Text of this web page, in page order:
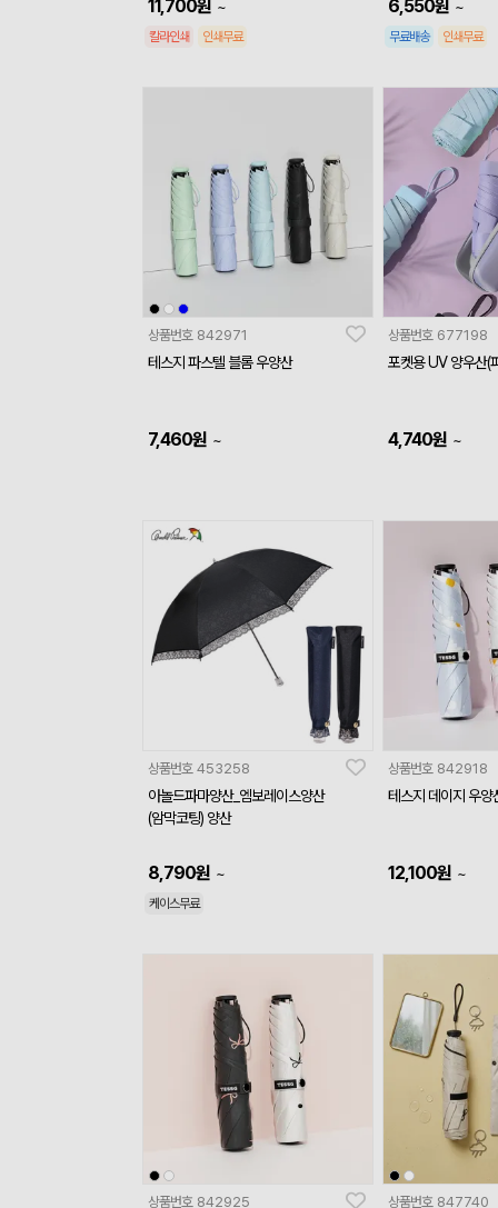
11,700원 ~
칼라인쇄 인쇄무료
6,550원 ~
무료배송 인쇄무료
상품번호 842971
테스지 파스텔 블롬 우양산
7,460원 ~
상품번호 677198
포켓용 UV 양우산(
4,740원 ~
상품번호 453258
아놀드파마양산_엠보레이스양산
(암막코팅) 양산
8,790원 ~
케이스무료
상품번호 842918
테스지 데이지 우양
12,100원 ~
상품번호 842925 상품번호 847740